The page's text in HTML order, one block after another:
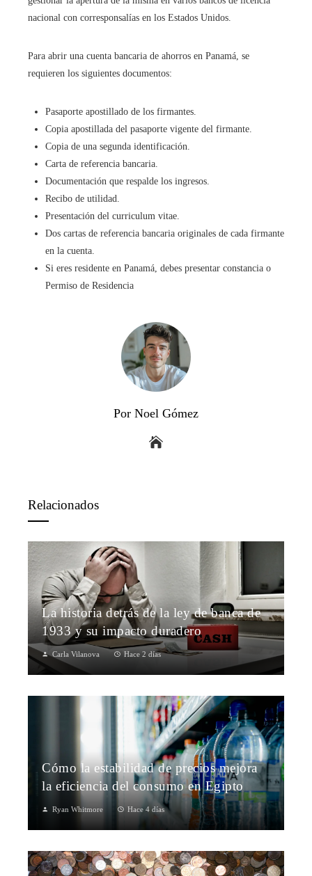
nacional con corresponsalías en los Estados Unidos.
Para abrir una cuenta bancaria de ahorros en Panamá, se
requieren los siguientes documentos:
Pasaporte apostillado de los firmantes.
Copia apostillada del pasaporte vigente del firmante.
Copia de una segunda identificación.
Carta de referencia bancaria.
Documentación que respalde los ingresos.
Recibo de utilidad.
Presentación del curriculum vitae.
Dos cartas de referencia bancaria originales de cada firmante
en la cuenta.
Si eres residente en Panamá, debes presentar constancia o
Permiso de Residencia
Por Noel Gómez
Relacionados
La historia detrás de la ley de banca de
1933 y su impacto duradero
Carla Vilanova Hace 2 días
Cómo la estabilidad de precios mejora
la eficiencia del consumo en Egipto
Ryan Whitmore Hace 4 días